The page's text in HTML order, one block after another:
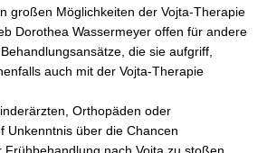
großen Möglichkeiten der Vojta-Therapie
Dorothea Wassermeyer offen für andere
die sie aufgriff,
auch mit der Vojta-Therapie
Orthopäden oder
Unkenntnis über die Chancen